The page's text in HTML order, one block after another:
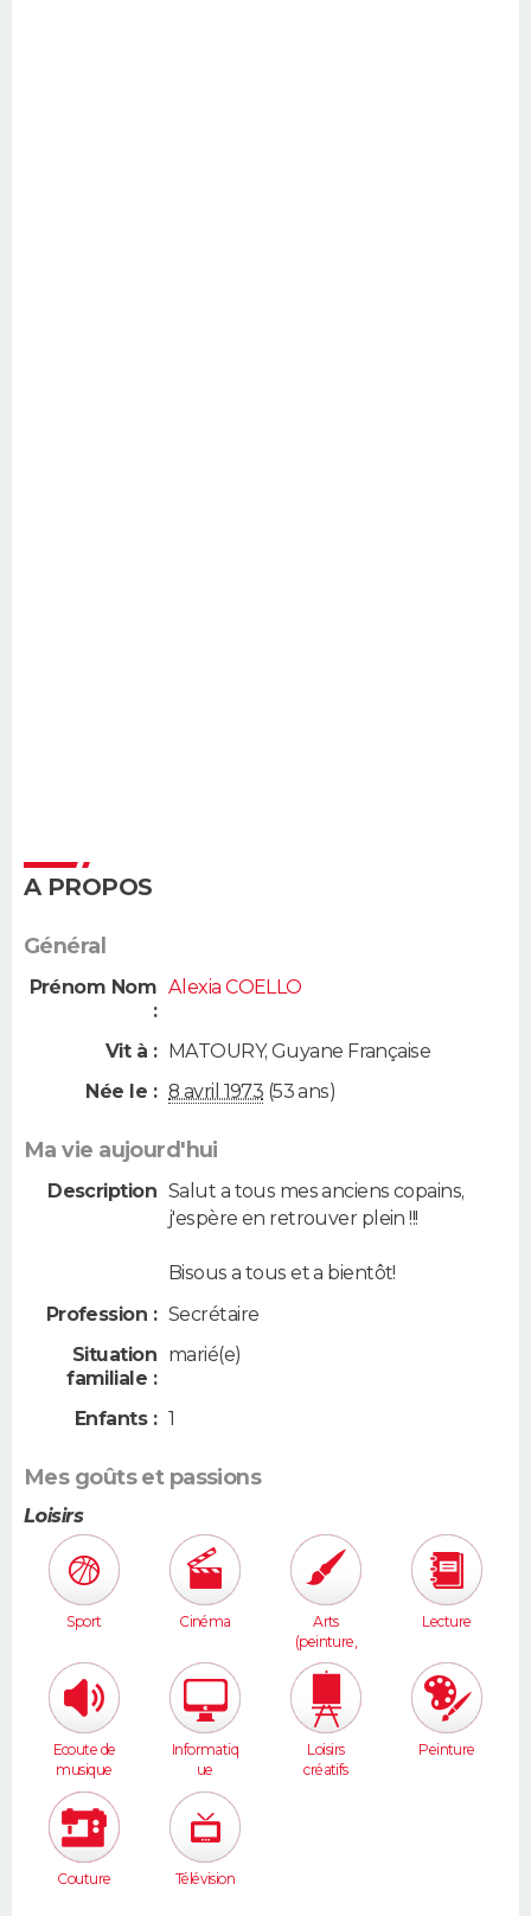
A PROPOS
Général
Prénom Nom
:
Alexia COELLO
Vit à : MATOURY,Guyane Française
Née le : 8 avril 1973 (53 ans)
Ma vie aujourd'hui
Description Salut a tous mes anciens copains,
j'espère en retrouver plein !!!
Bisous a tous et a bientôt!
Profession : Secrétaire
Situation
familiale :
marié(e)
Enfants : 1
Mes goûts et passions
Loisirs
Sport Cinéma
Arts
(peinture,
sculpture...
Lecture
Ecoute de
musique
Informatiq
ue
Loisirs
créatifs
Peinture
Couture Télévision